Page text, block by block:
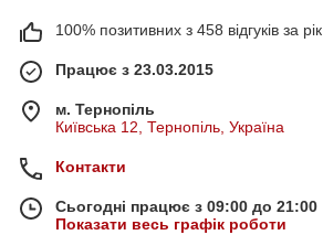
100% позитивних з 458 відгуків за рік
Працює з 23.03.2015
м. Тернопіль
Київська 12, Тернопіль, Україна
Контакти
Сьогодні працює з 09:00 до 21:00
Показати весь графік роботи